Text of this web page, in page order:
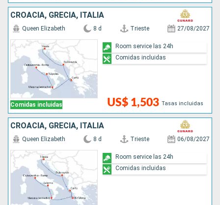
CROACIA, GRECIA, ITALIA
Comidas incluidas
Queen Elizabeth 8 d Trieste 27/08/2027
US$ 1,503 Tasas incluidas
Room service las 24h
Comidas incluidas
CROACIA, GRECIA, ITALIA
Queen Elizabeth 8 d Trieste 06/08/2027
Room service las 24h
Comidas incluidas